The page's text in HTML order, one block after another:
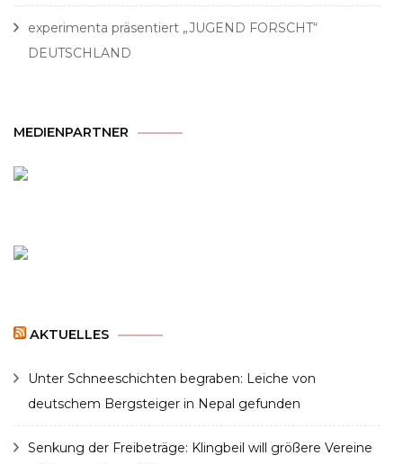
experimenta präsentiert „JUGEND FORSCHT“
DEUTSCHLAND
MEDIENPARTNER
AKTUELLES
Unter Schneeschichten begraben: Leiche von
deutschem Bergsteiger in Nepal gefunden
Senkung der Freibeträge: Klingbeil will größere Vereine